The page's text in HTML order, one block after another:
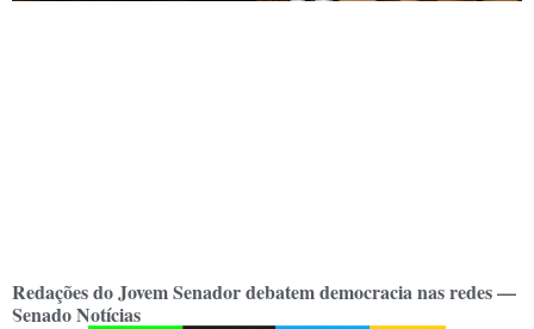
Redações do Jovem Senador debatem democracia nas redes —
Senado Notícias